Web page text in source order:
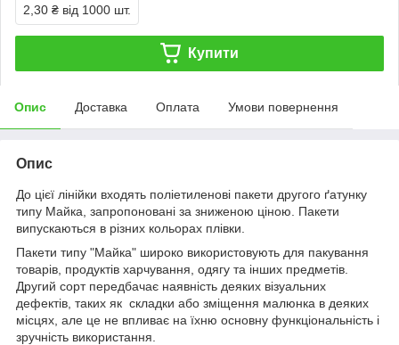
2,30 ₴ від 1000 шт.
Купити
Опис Доставка Оплата Умови повернення
Опис
До цієї лінійки входять поліетиленові пакети другого ґатунку
типу Mайкa, запропоновані за зниженою ціною. Пакети
випускаються в різних кольорах плівки.
Пакети типу "Майка" широко використовують для пакування
товарів, продуктів харчування, одягу та інших предметів.
Другий сорт передбачає наявність деяких візуальних
дефектів, таких як складки або зміщення малюнка в деяких
місцях, але це не впливає на їхню основну функціональність і
зручність використання.